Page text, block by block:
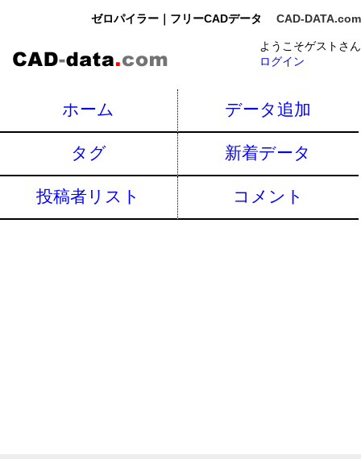
ゼロパイラー｜フリーCADデータ CAD-DATA.com
ようこそゲストさん
ログイン
ホーム データ追加
タグ 新着データ
投稿者リスト コメント